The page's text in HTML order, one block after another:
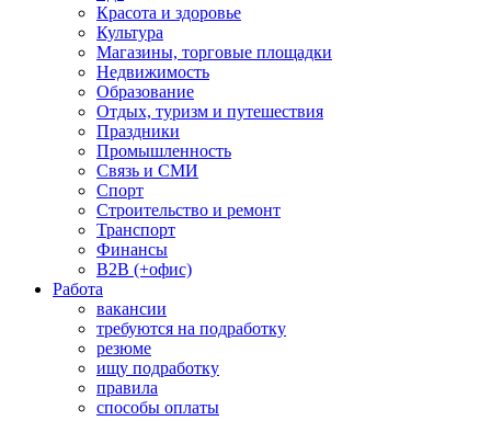
Красота и здоровье
Культура
Магазины, торговые площадки
Недвижимость
Образование
Отдых, туризм и путешествия
Праздники
Промышленность
Связь и СМИ
Спорт
Строительство и ремонт
Транспорт
Финансы
B2B (+офис)
Работа
вакансии
требуются на подработку
резюме
ищу подработку
правила
способы оплаты